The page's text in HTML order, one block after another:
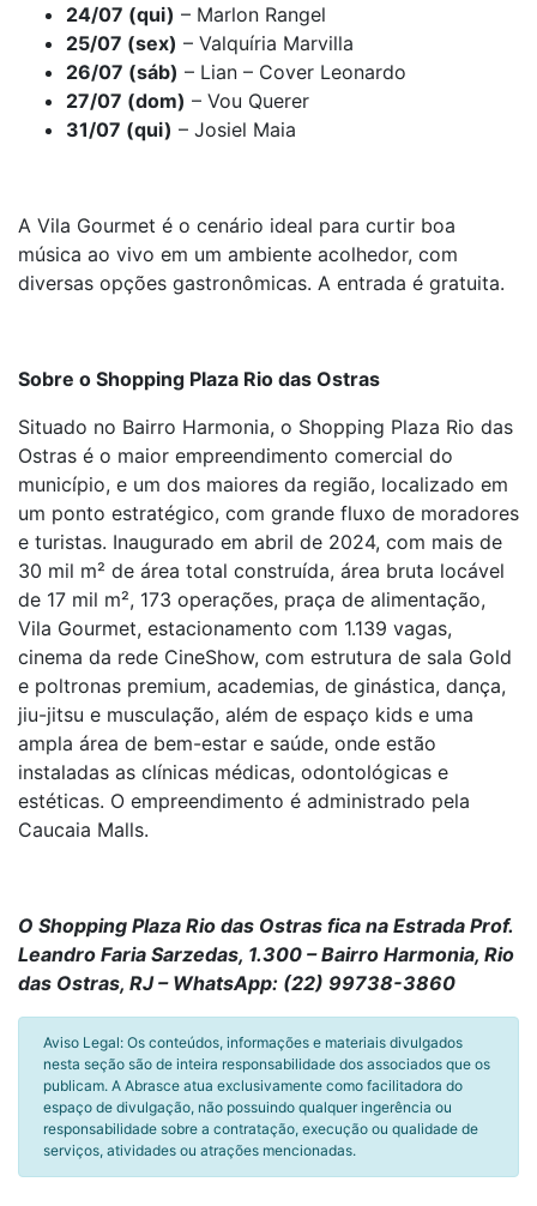
24/07 (qui) – Marlon Rangel
25/07 (sex) – Valquíria Marvilla
26/07 (sáb) – Lian – Cover Leonardo
27/07 (dom) – Vou Querer
31/07 (qui) – Josiel Maia
A Vila Gourmet é o cenário ideal para curtir boa
música ao vivo em um ambiente acolhedor, com
diversas opções gastronômicas. A entrada é gratuita.
Sobre o Shopping Plaza Rio das Ostras
Situado no Bairro Harmonia, o Shopping Plaza Rio das
Ostras é o maior empreendimento comercial do
município, e um dos maiores da região, localizado em
um ponto estratégico, com grande fluxo de moradores
e turistas. Inaugurado em abril de 2024, com mais de
30 mil m² de área total construída, área bruta locável
de 17 mil m², 173 operações, praça de alimentação,
Vila Gourmet, estacionamento com 1.139 vagas,
cinema da rede CineShow, com estrutura de sala Gold
e poltronas premium, academias, de ginástica, dança,
jiu-jitsu e musculação, além de espaço kids e uma
ampla área de bem-estar e saúde, onde estão
instaladas as clínicas médicas, odontológicas e
estéticas. O empreendimento é administrado pela
Caucaia Malls.
O Shopping Plaza Rio das Ostras fica na Estrada Prof.
Leandro Faria Sarzedas, 1.300 – Bairro Harmonia, Rio
das Ostras, RJ – WhatsApp: (22) 99738-3860
Aviso Legal: Os conteúdos, informações e materiais divulgados
nesta seção são de inteira responsabilidade dos associados que os
publicam. A Abrasce atua exclusivamente como facilitadora do
espaço de divulgação, não possuindo qualquer ingerência ou
responsabilidade sobre a contratação, execução ou qualidade de
serviços, atividades ou atrações mencionadas.